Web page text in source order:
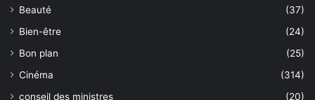
Beauté
(37)
Bien-être
(24)
Bon plan
(25)
Cinéma
(314)
conseil des ministres
(20)